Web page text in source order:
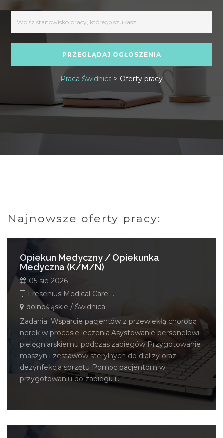
Praca Świdnica > Oferty pracy
Najnowsze oferty pracy:
Opiekun Medyczny / Opiekunka
Medyczna (K/M/N)
05 sie 2026
Fresenius Medical Care Polska S.A.
dolnośląskie / Świdnica
Zadania: Wsparcie pacjentów z przewlekłą chorobą
nerek w procesie leczenia Asystowanie personelowi
pielęgniarskiemu podczas zabiegów Przygotowanie
maszyn i zestawów sterylnych do dializy oraz
dezynfekcja sprzętu Pomoc pacjentom w
przygotowaniu do zabiegu i...